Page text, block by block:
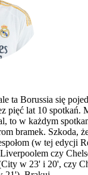
ta Borussia się
pięć lat 10 spotkań.
to w każdym
bramek. Szkoda,
(w tej edycji
czy
w 23' i 20', czy